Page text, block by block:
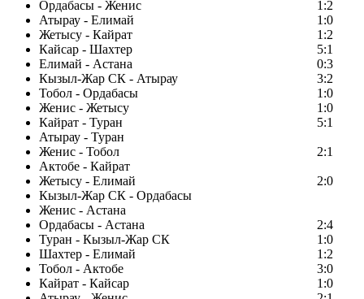
Ордабасы - Женис
1:2
Атырау - Елимай
1:0
Жетысу - Кайрат
1:2
Кайсар - Шахтер
5:1
Елимай - Астана
0:3
Кызыл-Жар СК - Атырау
3:2
Тобол - Ордабасы
1:0
Женис - Жетысу
1:0
Кайрат - Туран
5:1
Атырау - Туран
Женис - Тобол
2:1
Актобе - Кайрат
Жетысу - Елимай
2:0
Кызыл-Жар СК - Ордабасы
Женис - Астана
Ордабасы - Астана
2:4
Туран - Кызыл-Жар СК
1:0
Шахтер - Елимай
1:2
Тобол - Актобе
3:0
Кайрат - Кайсар
1:0